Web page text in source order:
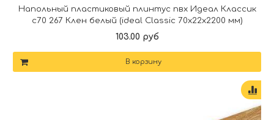
Напольный пластиковый плинтус пвх Идеал Классик
c70 267 Клен белый (ideal Classic 70х22х2200 мм)
103.00 руб
В корзину